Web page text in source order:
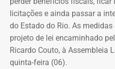
que muitas sentem é a
treinamentos vão além dos
consciência situacional e a
antes mesmo que o contato
Evolução do patrimônio declarado
entre 2012 e 2026, em valores
Tabela: Imagem
Apesar da recuperação, o
licitações e ainda passar a
do Estado do Rio. As
projeto de lei encaminhado
Ricardo Couto, à Assembleia
quinta-feira (06).